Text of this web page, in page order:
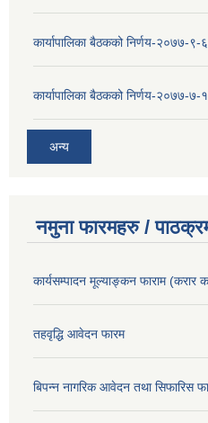
कार्यापालिका बैठकको निर्णय-२०७७-९-६
कार्यापालिका बैठकको निर्णय-२०७७-७-
अन्य
नमुना फारमहरु /
कार्यसम्पादन मूल्याङ्कन फाराम (करार
तहवृद्धि आवेदन फारम
बिपन्‍न नागरिक आवेदन तथा सिफारिस